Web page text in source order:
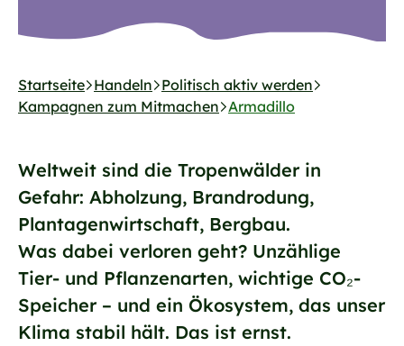
Startseite Handeln Politisch aktiv werden
Kampagnen zum Mitmachen Armadillo
Weltweit sind die Tropenwälder in
Gefahr: Abholzung, Brandrodung,
Plantagenwirtschaft, Bergbau.
Was dabei verloren geht? Unzählige
Tier- und Pflanzenarten, wichtige CO₂-
Speicher – und ein Ökosystem, das unser
Klima stabil hält. Das ist ernst.